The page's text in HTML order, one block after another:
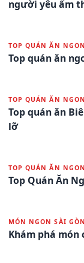
người yêu ẩm
TOP QUÁN ĂN NGON
Top quán ăn
TOP QUÁN ĂN NGON
Top quán ăn
lỡ
TOP QUÁN ĂN NGON
Top Quán Ăn
MÓN NGON SÀI GÒN
Khám phá món